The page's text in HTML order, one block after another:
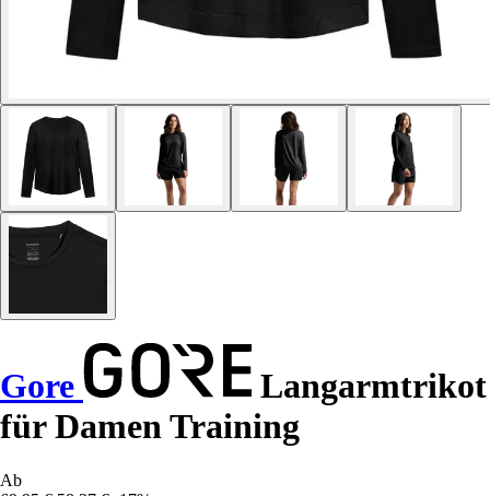
Gore
Langarmtrikot
für Damen Training
Ab